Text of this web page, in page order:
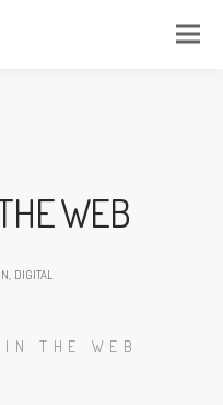
WEB
, DIGITAL
THE WEB